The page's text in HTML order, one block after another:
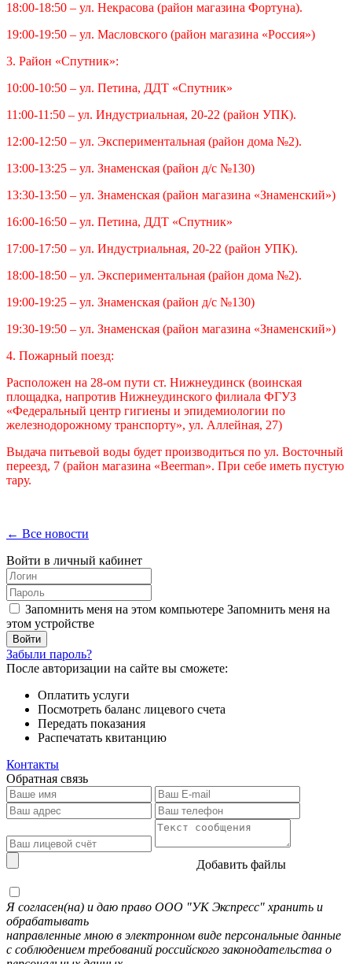
18:00-18:50 – ул. Некрасова (район магазина Фортуна).
19:00-19:50 – ул. Масловского (район магазина «Россия»)
3. Район «Спутник»:
10:00-10:50 – ул. Петина, ДДТ «Спутник»
11:00-11:50 – ул. Индустриальная, 20-22 (район УПК).
12:00-12:50 – ул. Экспериментальная (район дома №2).
13:00-13:25 – ул. Знаменская (район д/с №130)
13:30-13:50 – ул. Знаменская (район магазина «Знаменский»)
16:00-16:50 – ул. Петина, ДДТ «Спутник»
17:00-17:50 – ул. Индустриальная, 20-22 (район УПК).
18:00-18:50 – ул. Экспериментальная (район дома №2).
19:00-19:25 – ул. Знаменская (район д/с №130)
19:30-19:50 – ул. Знаменская (район магазина «Знаменский»)
4. Пожарный поезд:
Расположен на 28-ом пути ст. Нижнеудинск (воинская
площадка, напротив Нижнеудинского филиала ФГУЗ
«Федеральный центр гигиены и эпидемиологии по
железнодорожному транспорту», ул. Аллейная, 27)
Выдача питьевой воды будет производиться по ул. Восточный
переезд, 7 (район магазина «Beerman». При себе иметь пустую
тару.
← Все новости
Войти в личный кабинет
Запомнить меня на этом компьютере Запомнить меня на
этом устройстве
Забыли пароль?
После авторизации на сайте вы сможете:
Оплатить услуги
Посмотреть баланс лицевого счета
Передать показания
Распечатать квитанцию
Контакты
Обратная связь
Добавить файлы
Я согласен(на) и даю право ООО "УК Экспресс" хранить и
обрабатывать
направленные мною в электронном виде персональные данные
с соблюдением требований российского законодательства о